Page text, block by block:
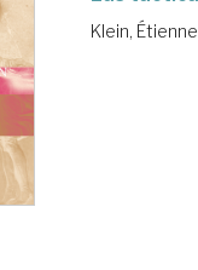
Klein, Étienne